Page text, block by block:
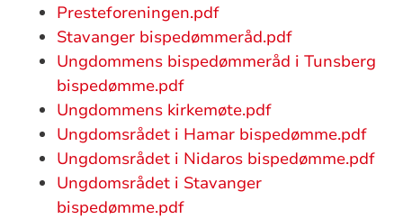
Presteforeningen.pdf
Stavanger bispedømmeråd.pdf
Ungdommens bispedømmeråd i Tunsberg
bispedømme.pdf
Ungdommens kirkemøte.pdf
Ungdomsrådet i Hamar bispedømme.pdf
Ungdomsrådet i Nidaros bispedømme.pdf
Ungdomsrådet i Stavanger
bispedømme.pdf